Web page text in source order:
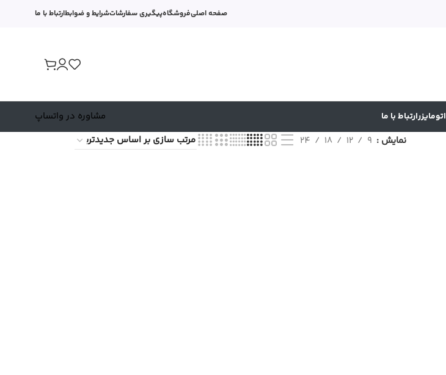
صفحه اصلیفروشگاهپیگیری سفارشاتشرایط و ضوابطارتباط با ما
اتومایزرارتباط با ما
مشاوره در واتساپ
نمایش
9
12
18
24